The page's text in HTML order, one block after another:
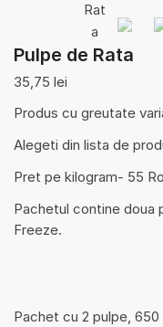
Pulpe de Rata
35,75 lei
Produs cu greutate
Alegeti din lista de
Pret pe kilogram- 55
Pachetul contine doua
Freeze.
Pachet cu 2 pulpe,